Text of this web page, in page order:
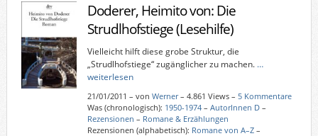
Doderer, Heimito von: Die
Strudlhofstiege (Lesehilfe)
Vielleicht hilft diese grobe Struktur, die
„Strudlhofstiege“ zugänglicher zu machen. …
weiterlesen
21/01/2011 – von Werner– 4.861 Views – 5 Kommentare
Was (chronologisch): 1950-1974– AutorInnen D–
Rezensionen – Romane & Erzählungen
Rezensionen (alphabetisch): Romane von A–Z–